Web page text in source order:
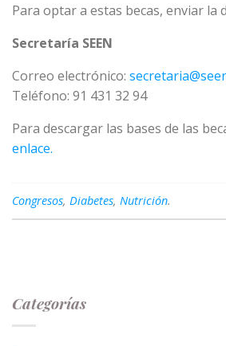
Para optar a estas becas, enviar la
Secretaría SEEN
Correo electrónico:
Teléfono: 91 431 32 94
Para descargar las bases de las
enlace.
Congresos, Diabetes, Nutrición.
Categorías